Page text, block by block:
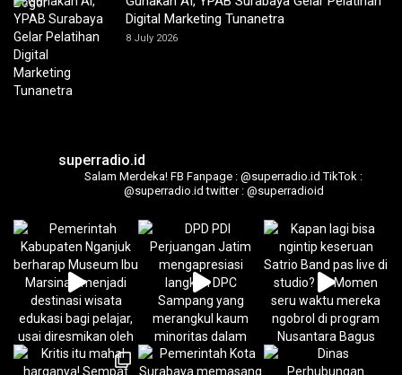
Digital Marketing Tunanetra
8 July 2026
superradio.id
Salam Merdeka! FB Fanpage : @superradio.id TikTok :
@superradio.id twitter : @superradioid